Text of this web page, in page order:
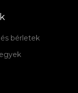
bérletek